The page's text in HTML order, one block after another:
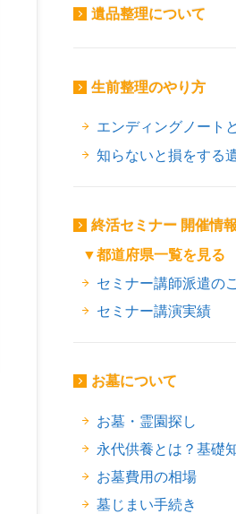
遺品整理について
生前整理のやり方
エンディングノート
知らないと損をする
終活セミナー 開催情報
▼都道府県一覧を見る
セミナー講師派遣の
セミナー講演実績
お墓について
お墓・霊園探し
永代供養とは？基礎
お墓費用の相場
墓じまい手続き